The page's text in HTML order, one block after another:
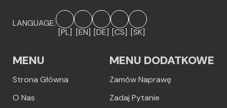
LANGUAGE:
[PL] [EN] [DE] [CS] [SK]
MENU
Strona Główna
O Nas
MENU DODATKOWE
Zamów Naprawę
Zadaj Pytanie